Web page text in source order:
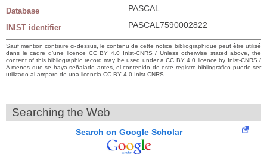
Database PASCAL
INIST identifier PASCAL7590002822
Sauf mention contraire ci-dessus, le contenu de cette notice bibliographique peut être utilisé
dans le cadre d’une licence CC BY 4.0 Inist-CNRS / Unless otherwise stated above, the
content of this bibliographic record may be used under a CC BY 4.0 licence by Inist-CNRS /
A menos que se haya señalado antes, el contenido de este registro bibliográfico puede ser
utilizado al amparo de una licencia CC BY 4.0 Inist-CNRS
Searching the Web
Search on Google Scholar